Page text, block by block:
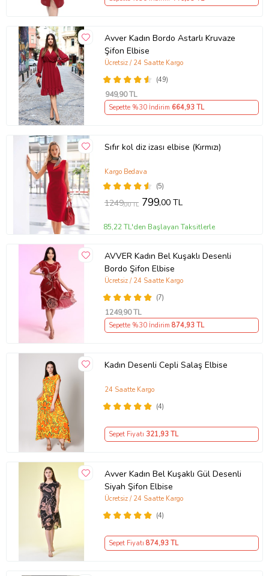
Avver Kadın Bordo Astarlı Kruvaze
Şifon Elbise
(49)
Ücretsiz / 24 Saatte Kargo
949,90 TL
Sepette %30 İndirim 664,93 TL
Sıfır kol diz izası elbise (Kırmızı)
(5)
Kargo Bedava
1249,00 TL 799,00 TL
85,22 TL'den Başlayan Taksitlerle
AVVER Kadın Bel Kuşaklı Desenli
Bordo Şifon Elbise
(7)
Ücretsiz / 24 Saatte Kargo
1249,90 TL
Sepette %30 İndirim 874,93 TL
Kadın Desenli Cepli Salaş Elbise
(4)
24 Saatte Kargo
Sepet Fiyatı 321,93 TL
Avver Kadın Bel Kuşaklı Gül Desenli
Siyah Şifon Elbise
(4)
Ücretsiz / 24 Saatte Kargo
Sepet Fiyatı 874,93 TL